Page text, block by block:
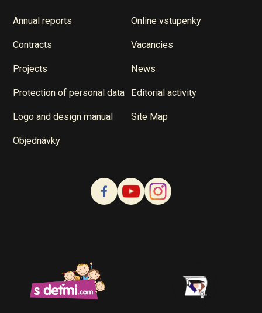
Annual reports Online vstupenky
Contracts Vacancies
Projects News
Protection of personal data Editorial activity
Logo and design manual Site Map
Objednávky